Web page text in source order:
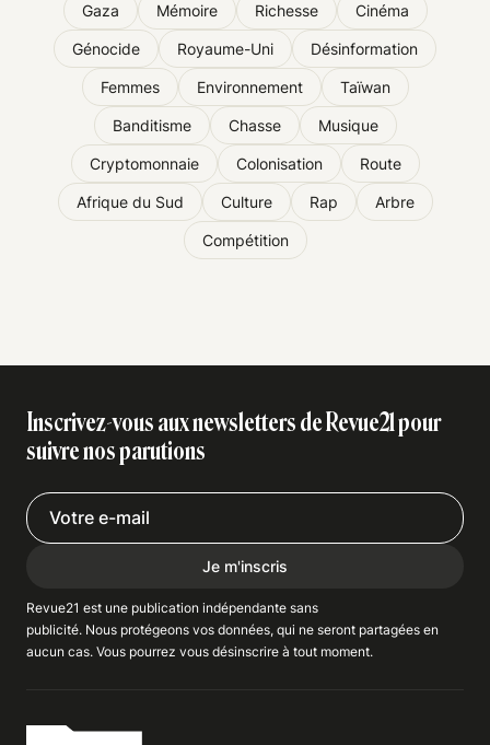
Gaza Mémoire Richesse Cinéma
Génocide Royaume-Uni Désinformation
Femmes Environnement Taïwan
Banditisme Chasse Musique
Cryptomonnaie Colonisation Route
Afrique du Sud Culture Rap Arbre
Compétition
Inscrivez-vous aux newsletters de Revue21 pour
suivre nos parutions
Je m'inscris
Revue21 est une publication indépendante sans
publicité. Nous protégeons vos données, qui ne seront partagées en
aucun cas. Vous pourrez vous désinscrire à tout moment.